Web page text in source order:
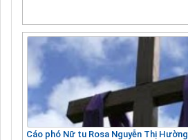
Cáo phó Nữ tu Rosa Nguyễn Thị Hường